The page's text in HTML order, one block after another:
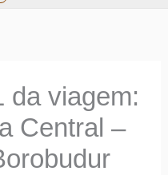
da viagem:
Central –